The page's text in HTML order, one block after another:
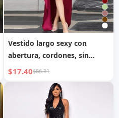
Vestido largo sexy con
abertura, cordones, sin
espalda y volantes en la
cadera
$17.40$86.31